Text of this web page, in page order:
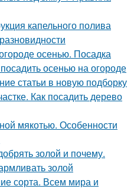
капельного полива
осенью. Посадка
осенью на огороде
статьи в новую подборку
Как посадить дерево
мякотью. Особенности
золой и почему.
золой
сорта. Всем мира и